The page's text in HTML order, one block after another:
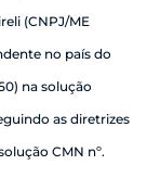
(CNPJ/ME
no país do
na solução
as diretrizes
CMN nº.